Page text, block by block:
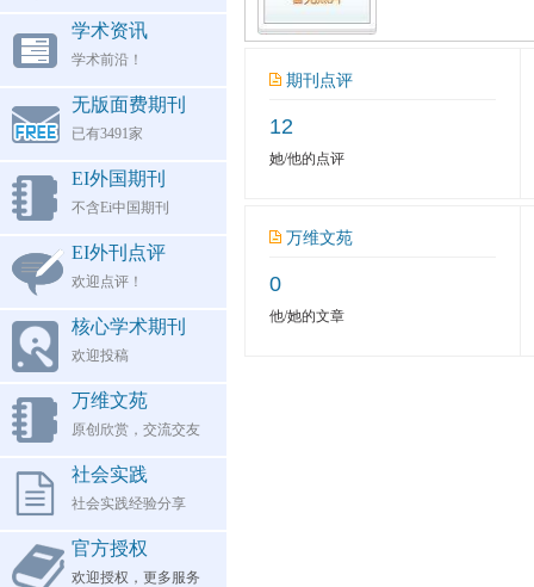
学术资讯
学术前沿！
无版面费期刊
已有3491家
EI外国期刊
不含Ei中国期刊
EI外刊点评
欢迎点评！
核心学术期刊
欢迎投稿
万维文苑
原创欣赏，交流交友
社会实践
社会实践经验分享
官方授权
欢迎授权，更多服务
期刊点评
12
她/他的点评
万维文苑
0
他/她的文章